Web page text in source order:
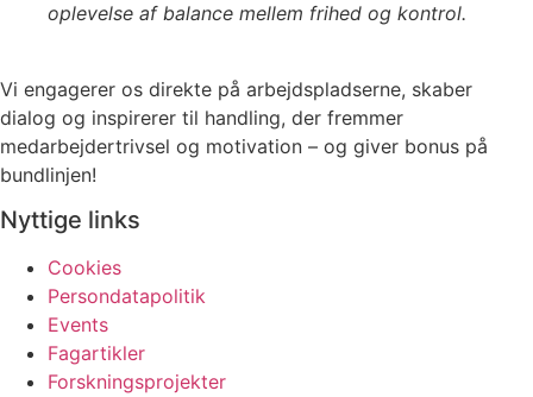
oplevelse af balance mellem frihed og kontrol.
Vi engagerer os direkte på arbejdspladserne, skaber
dialog og inspirerer til handling, der fremmer
medarbejdertrivsel og motivation – og giver bonus på
bundlinjen!
Nyttige links
Cookies
Persondatapolitik
Events
Fagartikler
Forskningsprojekter